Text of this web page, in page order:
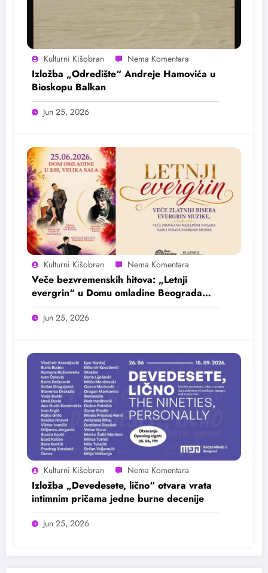
Kulturni Kišobran
Izložba „Odredište“ Andreje Hamovića u
Bioskopu Balkan
Jun 25, 2026
Kulturni Kišobran
Veče bezvremenskih hitova: „Letnji
evergrin“ u Domu omladine Beograda
25. juna
Jun 25, 2026
Kulturni Kišobran
Izložba „Devedesete, lično“ otvara vrata
intimnim pričama jedne burne decenije
Jun 25, 2026